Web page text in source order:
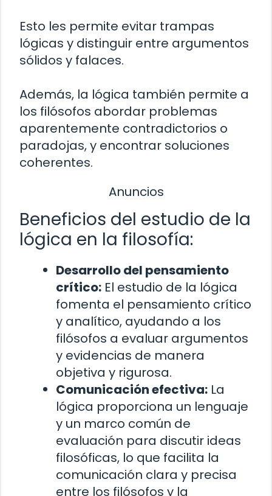
Esto les permite evitar trampas
lógicas y distinguir entre argumentos
sólidos y falaces.
Además, la lógica también permite a
los filósofos abordar problemas
aparentemente contradictorios o
paradojas, y encontrar soluciones
coherentes.
Anuncios
Beneficios del estudio de la
lógica en la filosofía:
Desarrollo del pensamiento
crítico: El estudio de la lógica
fomenta el pensamiento crítico
y analítico, ayudando a los
filósofos a evaluar argumentos
y evidencias de manera
objetiva y rigurosa.
Comunicación efectiva: La
lógica proporciona un lenguaje
y un marco común de
evaluación para discutir ideas
filosóficas, lo que facilita la
comunicación clara y precisa
entre los filósofos y la